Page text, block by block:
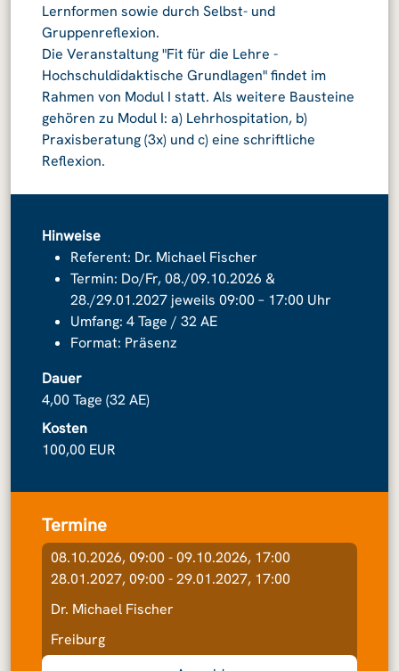
Lernformen sowie durch Selbst- und
Gruppenreflexion.
Die Veranstaltung "Fit für die Lehre -
Hochschuldidaktische Grundlagen" findet im
Rahmen von Modul I statt. Als weitere Bausteine
gehören zu Modul I: a) Lehrhospitation, b)
Praxisberatung (3x) und c) eine schriftliche
Reflexion.
Hinweise
Referent: Dr. Michael Fischer
Termin: Do/Fr, 08./09.10.2026 &
28./29.01.2027 jeweils 09:00 – 17:00 Uhr
Umfang: 4 Tage / 32 AE
Format: Präsenz
Dauer
4,00 Tage (32 AE)
Kosten
100,00 EUR
Termine
08.10.2026, 09:00 - 09.10.2026, 17:00
28.01.2027, 09:00 - 29.01.2027, 17:00
Dr. Michael Fischer
Freiburg